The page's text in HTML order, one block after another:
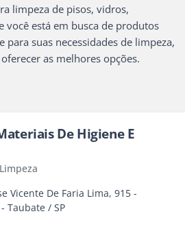
limpeza de pisos, vidros,
você está em busca de produtos
para suas necessidades de limpeza,
as melhores opções.
De Higiene E
Vicente De Faria Lima, 915 -
Taubate / SP